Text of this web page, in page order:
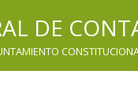
DE